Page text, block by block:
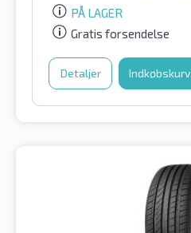
PÅ LAGER
Gratis forsendelse
Detaljer Indkøbskurv